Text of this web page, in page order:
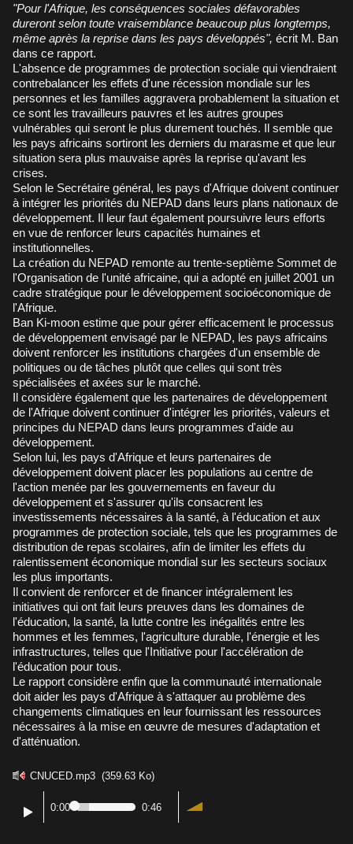
"Pour l'Afrique, les conséquences sociales défavorables
dureront selon toute vraisemblance beaucoup plus longtemps,
même après la reprise dans les pays développés", écrit M. Ban
dans ce rapport.
L'absence de programmes de protection sociale qui viendraient
contrebalancer les effets d'une récession mondiale sur les
personnes et les familles aggravera probablement la situation et
ce sont les travailleurs pauvres et les autres groupes
vulnérables qui seront le plus durement touchés. Il semble que
les pays africains sortiront les derniers du marasme et que leur
situation sera plus mauvaise après la reprise qu'avant les
crises.
Selon le Secrétaire général, les pays d'Afrique doivent continuer
à intégrer les priorités du NEPAD dans leurs plans nationaux de
développement. Il leur faut également poursuivre leurs efforts
en vue de renforcer leurs capacités humaines et
institutionnelles.
La création du NEPAD remonte au trente-septième Sommet de
l'Organisation de l'unité africaine, qui a adopté en juillet 2001 un
cadre stratégique pour le développement socioéconomique de
l'Afrique.
Ban Ki-moon estime que pour gérer efficacement le processus
de développement envisagé par le NEPAD, les pays africains
doivent renforcer les institutions chargées d'un ensemble de
politiques ou de tâches plutôt que celles qui sont très
spécialisées et axées sur le marché.
Il considère également que les partenaires de développement
de l'Afrique doivent continuer d'intégrer les priorités, valeurs et
principes du NEPAD dans leurs programmes d'aide au
développement.
Selon lui, les pays d'Afrique et leurs partenaires de
développement doivent placer les populations au centre de
l'action menée par les gouvernements en faveur du
développement et s'assurer qu'ils consacrent les
investissements nécessaires à la santé, à l'éducation et aux
programmes de protection sociale, tels que les programmes de
distribution de repas scolaires, afin de limiter les effets du
ralentissement économique mondial sur les secteurs sociaux
les plus importants.
Il convient de renforcer et de financer intégralement les
initiatives qui ont fait leurs preuves dans les domaines de
l'éducation, la santé, la lutte contre les inégalités entre les
hommes et les femmes, l'agriculture durable, l'énergie et les
infrastructures, telles que l'Initiative pour l'accélération de
l'éducation pour tous.
Le rapport considère enfin que la communauté internationale
doit aider les pays d'Afrique à s'attaquer au problème des
changements climatiques en leur fournissant les ressources
nécessaires à la mise en œuvre de mesures d'adaptation et
d'atténuation.
CNUCED.mp3 (359.63 Ko)
0:00 0:46